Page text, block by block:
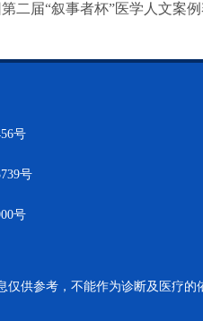
二届“叙事者杯”医学人文案
号
号
号
仅供参考，不能作为诊断及医疗的